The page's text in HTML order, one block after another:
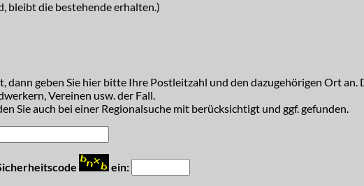
bleibt die bestehende erhalten.)
dann geben Sie hier bitte Ihre Postleitzahl und den dazugehörigen Ort an.
Vereinen usw. der Fall.
Sie auch bei einer Regionalsuche mit berücksichtigt und ggf. gefunden.
ein: